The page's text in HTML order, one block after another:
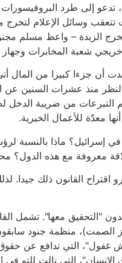
إلى طرد
وسائل الإعلام
الزبدة – واعظ مسلم
شعبة المخابرات وجهاز
أن جزءا كبيرا من المال
منذ عشرات السنين عن
من ضريبة الدخل
معدّة للأعمال الخيرية.
إسرائيل؟ ماذا بالنسبة
معروفة مع هذه
القانون ذلك جيدا.
"التحقيق معها". تشمل
الصمت)، منظمة جنود
غفول"، التي تدافع عن
التي نالت للتو في